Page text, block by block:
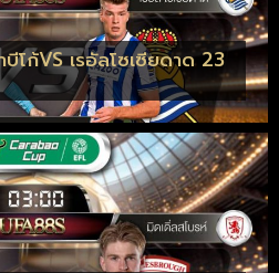
โก้VS เรอัลโซเซียดาด 23